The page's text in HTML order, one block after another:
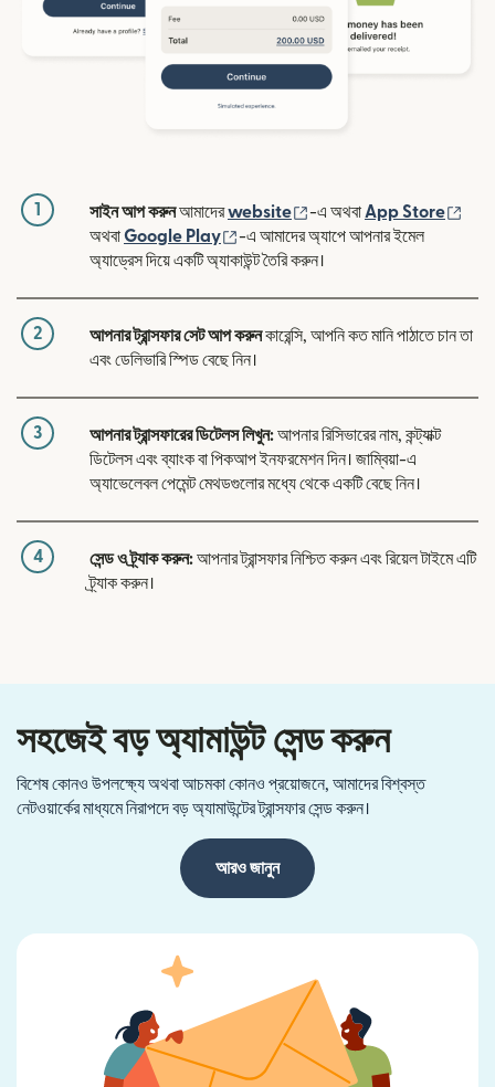
1 সাইন আপ করুনআমাদেরwebsite (নতুন উইন্ডোতে খুলবে)
-এ অথবা App Store
অথবাGoogle Play (নতুন উইন্ডোতে খুলবে)
-এ আমাদের অ্যাপে আপনার ইমেল
অ্যাড্রেস দিয়ে একটি অ্যাকাউন্ট তৈরি করুন।
2 আপনার ট্রান্সফার সেট আপ করুনকারেন্সি, আপনি কত মানি পাঠাতে চান তা
এবং ডেলিভারি স্পিড বেছে নিন।
3 আপনার ট্রান্সফারের ডিটেলস লিখুন:আপনার রিসিভারের নাম, কন্ট্যাক্ট
ডিটেলস এবং ব্যাংক বা পিকআপ ইনফরমেশন দিন। জাম্বিয়া-এ
অ্যাভেলেবল পেমেন্ট মেথডগুলোর মধ্যে থেকে একটি বেছে নিন।
4 সেন্ড ও ট্র্যাক করুন:আপনার ট্রান্সফার নিশ্চিত করুন এবং রিয়েল টাইমে এটি
ট্র্যাক করুন।
সহজেই বড় অ্যামাউন্ট সেন্ড করুন
বিশেষ কোনও উপলক্ষ্যে অথবা আচমকা কোনও প্রয়োজনে, আমাদের বিশ্বস্ত
নেটওয়ার্কের মাধ্যমে নিরাপদে বড় অ্যামাউন্টের ট্রান্সফার সেন্ড করুন।
আরও জানুন